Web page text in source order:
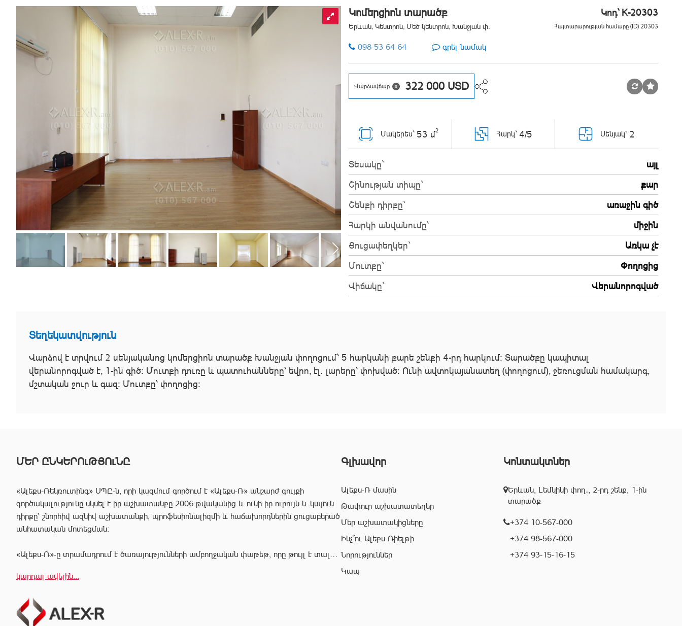
Կոմերցիոն տարածք Կոդ` K-20303
Երևան, Կենտրոն, Մեծ կենտրոն, Խանջյան փ. Հայտարարության համարը (ID) 20303
098 53 64 64 գրել նամակ
Վարձավճար 322 000 USD
Սենյակ՝ 2
Մակերես` 53 մ2 Հարկ` 4/5
Տեսակը`
այլ
Շինության տիպը`
քար
Շենքի դիրքը`
առաջին գիծ
Հարկի անվանումը՝
միջին
Ցուցափեղկեր`
Առկա չէ
Մուտքը`
Փողոցից
Վիճակը`
Վերանորոգված
Տեղեկատվություն
Վարձով է տրվում 2 սենյականոց կոմերցիոն տարածք Խանջյան փողոցում՝ 5 հարկանի քարե շենքի 4-րդ հարկում։ Տարածքը կապիտալ
վերանորոգված է, 1-ին գիծ։ Մուտքի դուռը և պատուհանները՝ եվրո, էլ․ լարերը՝ փոխված։ Ունի ավտոկայանատեղ (փողոցում), ջեռուցման համակարգ,
մշտական ջուր և գազ։ Մուտքը՝ փողոցից։
ՄԵՐ ԸՆԿԵՐՈւԹՅՈւՆԸ
«Ալեքս-Ռեկռուտինգ» ՍՊԸ-ն, որի կազմում գործում է «Ալեքս-Ռ» անշարժ գույքի
գործակալությունը սկսել է իր աշխատանքը 2006 թվականից և ունի իր ուրույն և կայուն
դիրքը՝ շնորհիվ ազնիվ աշխատանքի, պրոֆեսիոնալիզմի և հաճախորդներին ցուցաբերած
անհատական մոտեցման:
«Ալեքս-Ռ»-ը տրամադրում է ծառայությունների ամբողջական փաթեթ, որը թույլ է տալիս
Համապատասխան որակավոման և բազմամյա փորձի շնորհիվ՝ «Ալեքս-Ռ» ընկերության
գործարքներ՝ ապահովելով գործարքի գաղտնիությունը, և զերծ մնալ գործարքի
ընթացքում բարձր ռիսկերից՝ հասցնելով դրանք նվազագույնի:
կարդալ ավելին...
Գլխավոր
Ալեքս-Ռ մասին
Թափուր աշխատատեղեր
Մեր աշխատակիցները
Ինչ՞ու Ալեքս Ռիելթի
Նորություններ
Կապ
Կոնտակտներ
Երևան, Լեմկինի փող․, 2-րդ շենք, 1-ին
տարածք
+374 10-567-000
+374 98-567-000
+374 93-15-16-15